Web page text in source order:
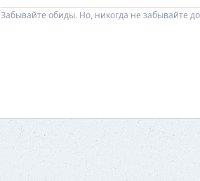
Забывайте обиды. Но, никогда не забывайте